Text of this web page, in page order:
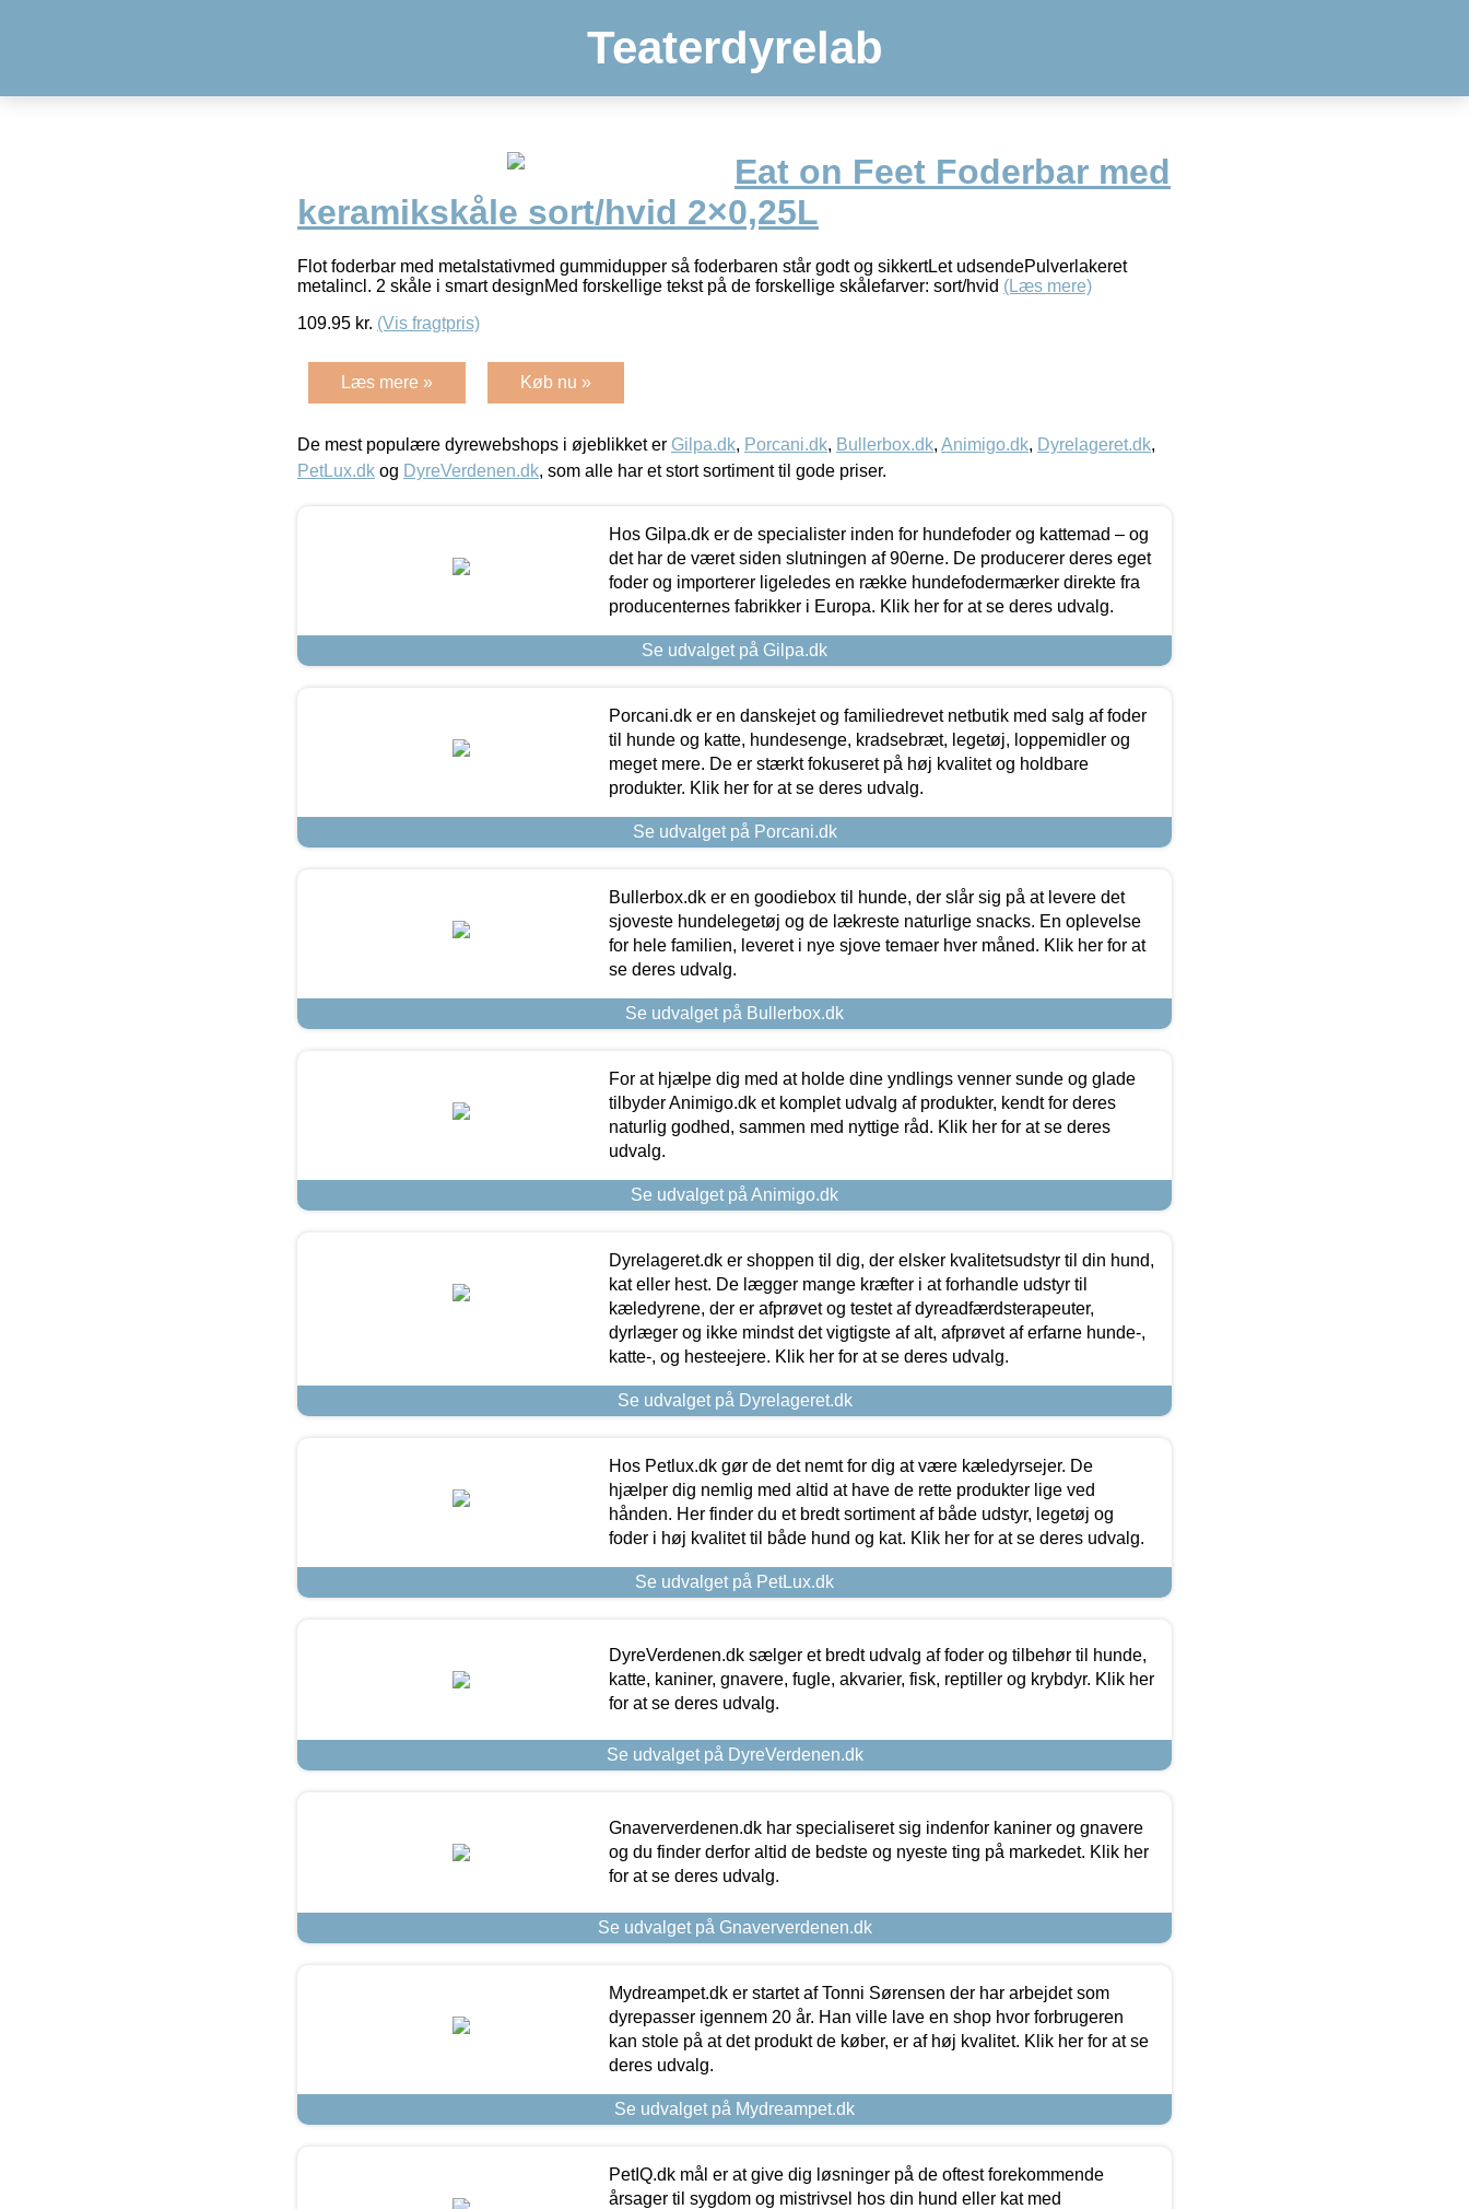
Teaterdyrelab
Eat on Feet Foderbar med
keramikskåle sort/hvid 2×0,25L
Flot foderbar med metalstativmed gummidupper så foderbaren står godt og sikkertLet udsendePulverlakeret
metalincl. 2 skåle i smart designMed forskellige tekst på de forskellige skålefarver: sort/hvid (Læs mere)
109.95 kr. (Vis fragtpris)
Læs mere » Køb nu »
De mest populære dyrewebshops i øjeblikket er Gilpa.dk, Porcani.dk, Bullerbox.dk, Animigo.dk, Dyrelageret.dk,
PetLux.dk og DyreVerdenen.dk, som alle har et stort sortiment til gode priser.
Hos Gilpa.dk er de specialister inden for hundefoder og kattemad – og
det har de været siden slutningen af 90erne. De producerer deres eget
foder og importerer ligeledes en række hundefodermærker direkte fra
producenternes fabrikker i Europa. Klik her for at se deres udvalg.
Se udvalget på Gilpa.dk
Porcani.dk er en danskejet og familiedrevet netbutik med salg af foder
til hunde og katte, hundesenge, kradsebræt, legetøj, loppemidler og
meget mere. De er stærkt fokuseret på høj kvalitet og holdbare
produkter. Klik her for at se deres udvalg.
Se udvalget på Porcani.dk
Bullerbox.dk er en goodiebox til hunde, der slår sig på at levere det
sjoveste hundelegetøj og de lækreste naturlige snacks. En oplevelse
for hele familien, leveret i nye sjove temaer hver måned. Klik her for at
se deres udvalg.
Se udvalget på Bullerbox.dk
For at hjælpe dig med at holde dine yndlings venner sunde og glade
tilbyder Animigo.dk et komplet udvalg af produkter, kendt for deres
naturlig godhed, sammen med nyttige råd. Klik her for at se deres
udvalg.
Se udvalget på Animigo.dk
Dyrelageret.dk er shoppen til dig, der elsker kvalitetsudstyr til din hund,
kat eller hest. De lægger mange kræfter i at forhandle udstyr til
kæledyrene, der er afprøvet og testet af dyreadfærdsterapeuter,
dyrlæger og ikke mindst det vigtigste af alt, afprøvet af erfarne hunde-,
katte-, og hesteejere. Klik her for at se deres udvalg.
Se udvalget på Dyrelageret.dk
Hos Petlux.dk gør de det nemt for dig at være kæledyrsejer. De
hjælper dig nemlig med altid at have de rette produkter lige ved
hånden. Her finder du et bredt sortiment af både udstyr, legetøj og
foder i høj kvalitet til både hund og kat. Klik her for at se deres udvalg.
Se udvalget på PetLux.dk
DyreVerdenen.dk sælger et bredt udvalg af foder og tilbehør til hunde,
katte, kaniner, gnavere, fugle, akvarier, fisk, reptiller og krybdyr. Klik her
for at se deres udvalg.
Se udvalget på DyreVerdenen.dk
Gnaververdenen.dk har specialiseret sig indenfor kaniner og gnavere
og du finder derfor altid de bedste og nyeste ting på markedet. Klik her
for at se deres udvalg.
Se udvalget på Gnaververdenen.dk
Mydreampet.dk er startet af Tonni Sørensen der har arbejdet som
dyrepasser igennem 20 år. Han ville lave en shop hvor forbrugeren
kan stole på at det produkt de køber, er af høj kvalitet. Klik her for at se
deres udvalg.
Se udvalget på Mydreampet.dk
PetIQ.dk mål er at give dig løsninger på de oftest forekommende
årsager til sygdom og mistrivsel hos din hund eller kat med